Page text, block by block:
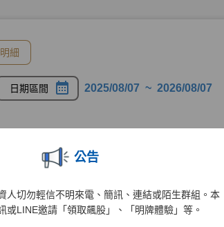
公告
人切勿輕信不明來電、簡訊、連結或陌生群組。本
或LINE邀請「領取飆股」、「明牌體驗」等。